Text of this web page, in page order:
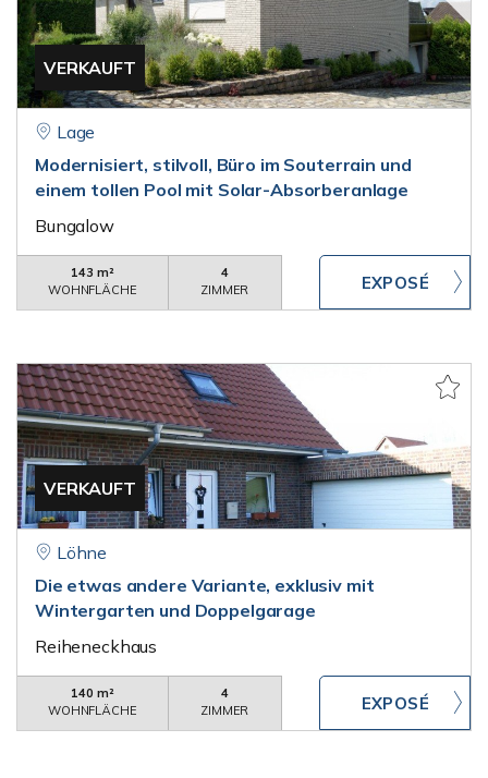
VERKAUFT
Lage
Modernisiert, stilvoll, Büro im Souterrain und
einem tollen Pool mit Solar-Absorberanlage
Bungalow
143 m²
WOHNFLÄCHE
4
ZIMMER
VERKAUFT
Löhne
Die etwas andere Variante, exklusiv mit
Wintergarten und Doppelgarage
Reiheneckhaus
140 m²
WOHNFLÄCHE
4
ZIMMER